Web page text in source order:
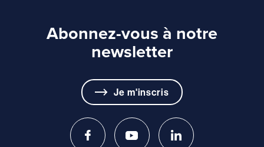
Abonnez-vous à notre
newsletter
Je m'inscris